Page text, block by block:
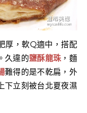
厚，軟Q適中，搭配
久違的鹽酥龍珠，麵
難得的是不乾扁，外
下立刻被台北夏夜濕